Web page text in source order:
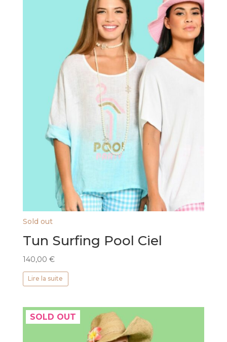
Sold out
Tun Surfing Pool Ciel
140,00 €
Lire la suite
SOLD OUT